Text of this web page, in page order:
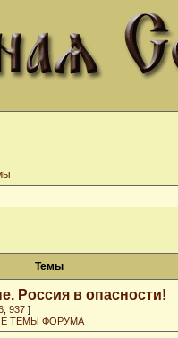
Темы
Россия в опасности!
937 ]
ТЕМЫ ФОРУМА